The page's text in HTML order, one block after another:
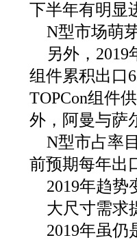
下半年有明显
N型市场萌
另外，
组件累积出口
TOPCon组件
外，阿曼与萨
N型市占率
前预期每年出
2019年趋势
大尺寸需求
2019年虽仍